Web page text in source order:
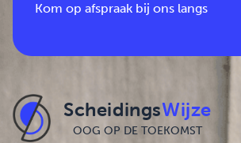
Kom op afspraak bij ons langs
ScheidingsWijze
OOG OP DE TOEKOMST